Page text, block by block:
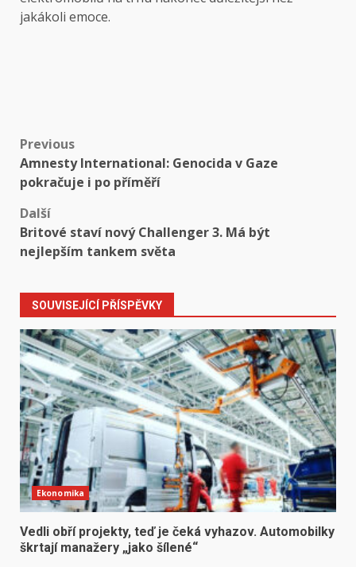
jakákoli emoce.
Post
navigation
Previous
Amnesty International: Genocida v Gaze
pokračuje i po příměří
Další
Britové staví nový Challenger 3. Má být
nejlepším tankem světa
SOUVISEJÍCÍ PŘÍSPĚVKY
Ekonomika
Vedli obří projekty, teď je čeká vyhazov. Automobilky
škrtají manažery „jako šílené“